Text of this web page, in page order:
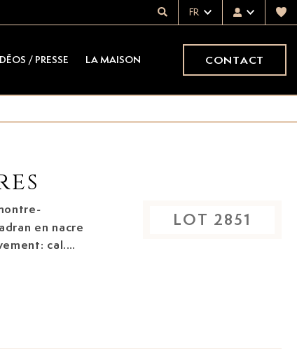
FR
/ PRESSE LA MAISON CONTACT
en nacre
cal.
LOT 2851